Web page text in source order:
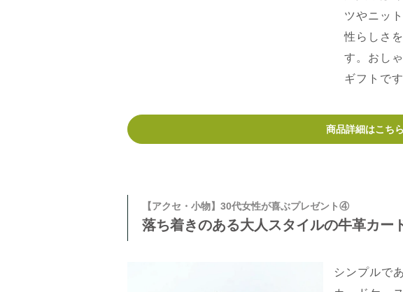
ツやニッ
性らしさ
す。おし
ギフトです
商品詳細はこちら
【アクセ・小物】30代女性が喜ぶプレゼント④
落ち着きのある大人スタイルの牛革カー
シンプルで